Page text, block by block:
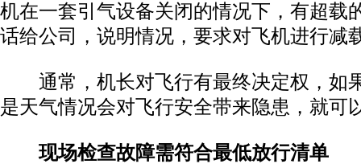
机在一套引气设备关闭的情况下，有超载
话给公司，说明情况，要求对飞机进行减
通常，机长对飞行有最终决定权，如
是天气情况会对飞行安全带来隐患，就可
现场检查故障需符合最低放行清单